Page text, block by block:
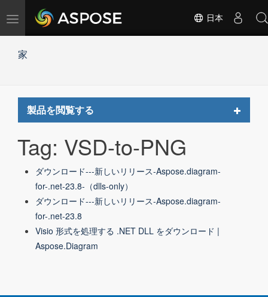
ナ
ー
替
日本
家
製品を閲覧する
Toggle
Tag: VSD-to-PNG
ダウンロード---新しいリリース-Aspose.diagram-
for-.net-23.8-（dlls-only）
ダウンロード---新しいリリース-Aspose.diagram-
for-.net-23.8
Visio 形式を処理する .NET DLL をダウンロード |
Aspose.Diagram